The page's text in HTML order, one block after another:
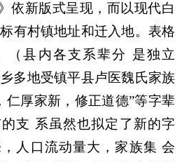
依新版式呈现，而以现代白
有村镇地址和迁入地。表格
（县内各支系辈分 是独立
多地受镇平县卢医魏氏家族
仁厚家新，修正道德”等字辈
支 系虽然也拟定了新的字
人口流动量大，家族集 会